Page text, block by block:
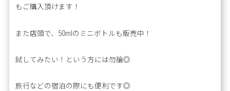
もご購入頂けます！
また店頭で、50mlのミニボトルも販売中！
試してみたい！という方には勿論◎
旅行などの宿泊の際にも便利です◎